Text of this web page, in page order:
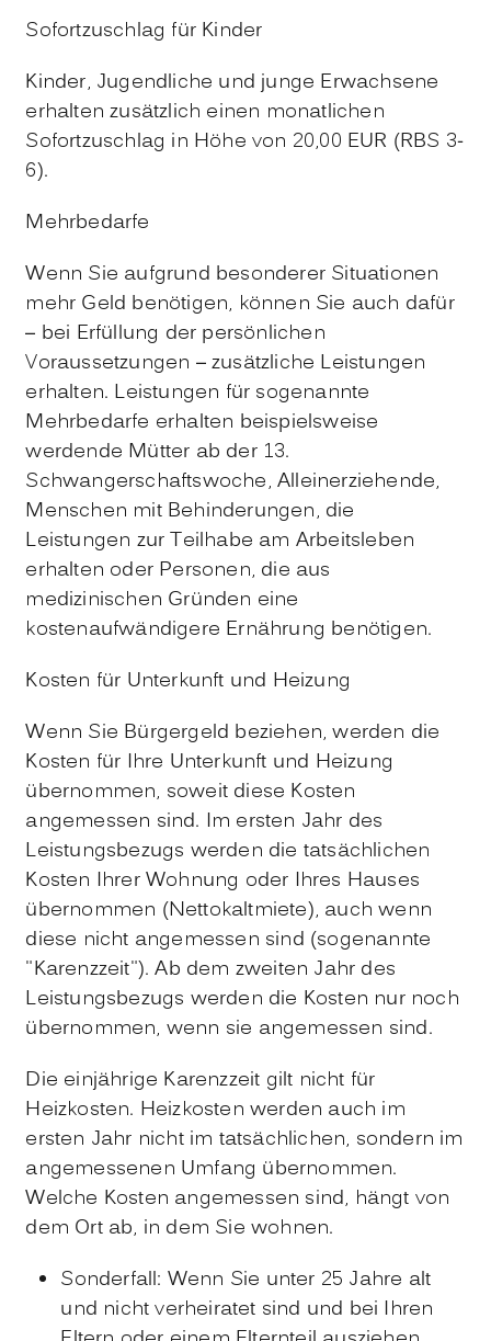
Sofortzuschlag für Kinder
Kinder, Jugendliche und junge Erwachsene
erhalten zusätzlich einen monatlichen
Sofortzuschlag in Höhe von 20,00 EUR (RBS 3-
6).
Mehrbedarfe
Wenn Sie aufgrund besonderer Situationen
mehr Geld benötigen, können Sie auch dafür
– bei Erfüllung der persönlichen
Voraussetzungen – zusätzliche Leistungen
erhalten. Leistungen für sogenannte
Mehrbedarfe erhalten beispielsweise
werdende Mütter ab der 13.
Schwangerschaftswoche, Alleinerziehende,
Menschen mit Behinderungen, die
Leistungen zur Teilhabe am Arbeitsleben
erhalten oder Personen, die aus
medizinischen Gründen eine
kostenaufwändigere Ernährung benötigen.
Kosten für Unterkunft und Heizung
Wenn Sie Bürgergeld beziehen, werden die
Kosten für Ihre Unterkunft und Heizung
übernommen, soweit diese Kosten
angemessen sind. Im ersten Jahr des
Leistungsbezugs werden die tatsächlichen
Kosten Ihrer Wohnung oder Ihres Hauses
übernommen (Nettokaltmiete), auch wenn
diese nicht angemessen sind (sogenannte
"Karenzzeit"). Ab dem zweiten Jahr des
Leistungsbezugs werden die Kosten nur noch
übernommen, wenn sie angemessen sind.
Die einjährige Karenzzeit gilt nicht für
Heizkosten. Heizkosten werden auch im
ersten Jahr nicht im tatsächlichen, sondern im
angemessenen Umfang übernommen.
Welche Kosten angemessen sind, hängt von
dem Ort ab, in dem Sie wohnen.
Sonderfall: Wenn Sie unter 25 Jahre alt
und nicht verheiratet sind und bei Ihren